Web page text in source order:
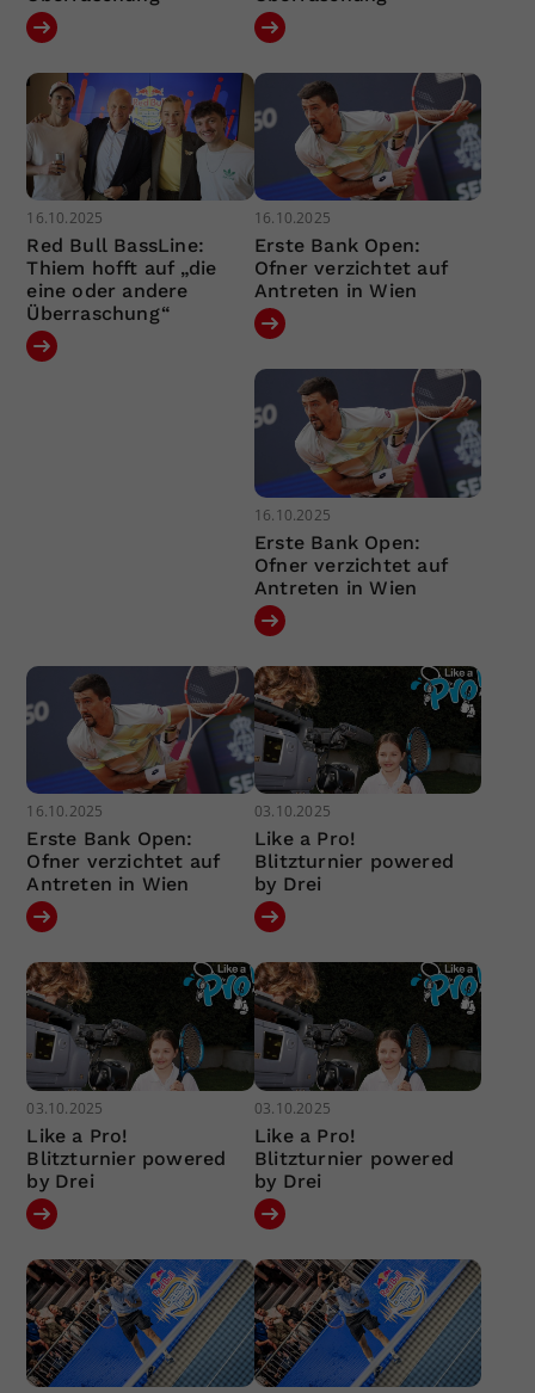
16.10.2025
Red Bull BassLine:
Thiem hofft auf „die
eine oder andere
Überraschung“
16.10.2025
Erste Bank Open:
Ofner verzichtet auf
Antreten in Wien
16.10.2025
Erste Bank Open:
Ofner verzichtet auf
Antreten in Wien
16.10.2025
Erste Bank Open:
Ofner verzichtet auf
Antreten in Wien
03.10.2025
Like a Pro!
Blitzturnier powered
by Drei
03.10.2025
Like a Pro!
Blitzturnier powered
by Drei
03.10.2025
Like a Pro!
Blitzturnier powered
by Drei